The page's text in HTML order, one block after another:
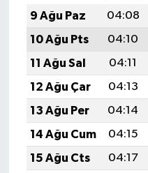
9 Ağu Paz
04:08
10 Ağu Pts
04:10
11 Ağu Sal
04:11
12 Ağu Çar
04:13
13 Ağu Per
04:14
14 Ağu Cum
04:15
15 Ağu Cts
04:17